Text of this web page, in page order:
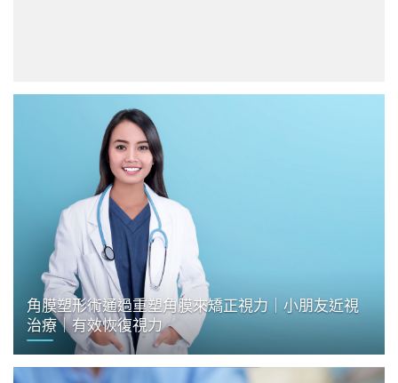
角膜塑形術通過重塑角膜來矯正視力｜小朋友近視
治療｜有效恢復視力